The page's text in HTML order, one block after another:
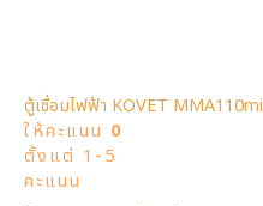
ตู้เชื่อมไฟฟ้า KOVET
ให้คะแนน 0
ตั้งแต่ 1-5
คะแนน